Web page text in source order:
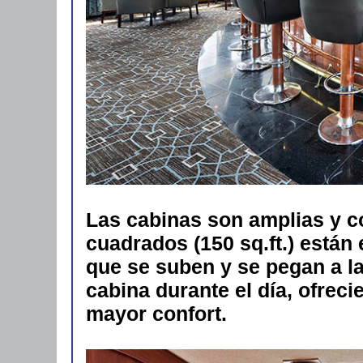
Las cabinas son amplias y
cuadrados (150 sq.ft.)
que se suben y se pegan a
cabina durante el día,
mayor confort.